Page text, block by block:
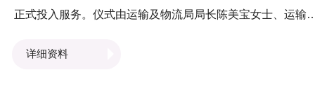
正式投入服务。仪式由运输及物流局局长陈美宝女士、运输
工程师、立法会议员林铭锋先生、香港海运港口发展局成员
详细资料